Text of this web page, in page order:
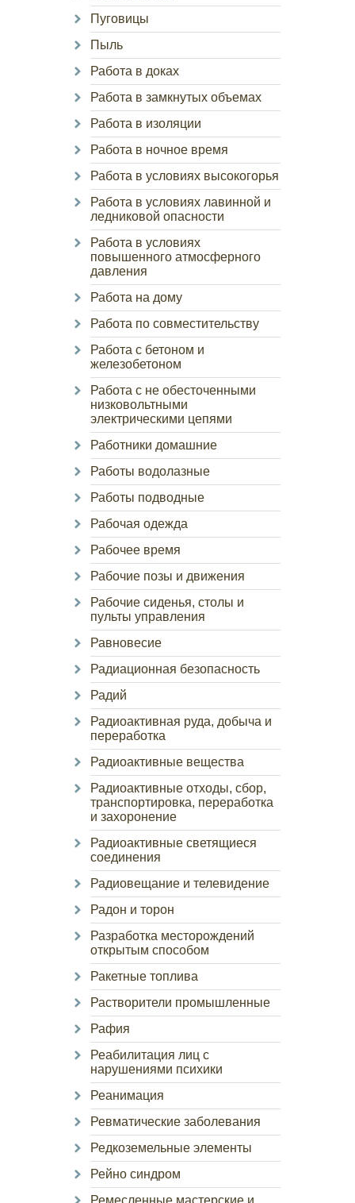
Пуговицы
Пыль
Работа в доках
Работа в замкнутых объемах
Работа в изоляции
Работа в ночное время
Работа в условиях высокогорья
Работа в условиях лавинной и
ледниковой опасности
Работа в условиях
повышенного атмосферного
давления
Работа на дому
Работа по совместительству
Работа с бетоном и
железобетоном
Работа с не обесточенными
низковольтными
электрическими цепями
Работники домашние
Работы водолазные
Работы подводные
Рабочая одежда
Рабочее время
Рабочие позы и движения
Рабочие сиденья, столы и
пульты управления
Равновесие
Радиационная безопасность
Радий
Радиоактивная руда, добыча и
переработка
Радиоактивные вещества
Радиоактивные отходы, сбор,
транспортировка, переработка
и захоронение
Радиоактивные светящиеся
соединения
Радиовещание и телевидение
Радон и торон
Разработка месторождений
открытым способом
Ракетные топлива
Растворители промышленные
Рафия
Реабилитация лиц с
нарушениями психики
Реанимация
Ревматические заболевания
Редкоземельные элементы
Рейно синдром
Ремесленные мастерские и